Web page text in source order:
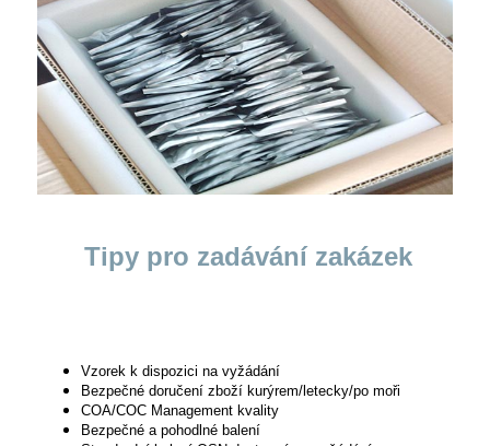
Tipy pro zadávání zakázek
Vzorek k dispozici na vyžádání
Bezpečné doručení zboží kurýrem/letecky/po moři
COA/COC Management kvality
Bezpečné a pohodlné balení